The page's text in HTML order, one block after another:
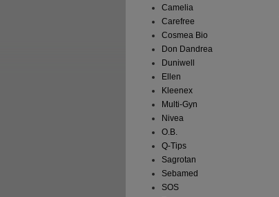
Camelia
Carefree
Cosmea Bio
Don Dandrea
Duniwell
Ellen
Kleenex
Multi-Gyn
Nivea
O.B.
Q-Tips
Sagrotan
Sebamed
SOS